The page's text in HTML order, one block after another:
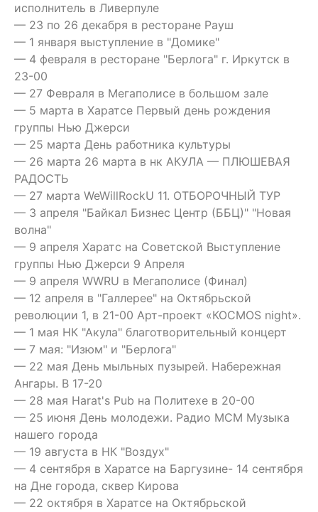
исполнитель в Ливерпуле
— 23 по 26 декабря в ресторане Рауш
— 1 января выступление в "Домике"
— 4 февраля в ресторане "Берлога" г. Иркутск в
23-00
— 27 Февраля в Мегаполисе в большом зале
— 5 марта в Харатсе Первый день рождения
группы Нью Джерси
— 25 марта День работника культуры
— 26 марта 26 марта в нк АКУЛА — ПЛЮШЕВАЯ
РАДОСТЬ
— 27 марта WeWillRockU 11. ОТБОРОЧНЫЙ ТУР
— 3 апреля "Байкал Бизнес Центр (ББЦ)" "Новая
волна"
— 9 апреля Харатс на Советской Выступление
группы Нью Джерси 9 Апреля
— 9 апреля WWRU в Мегаполисе (Финал)
— 12 апреля в "Галлерее" на Октябрьской
революции 1, в 21-00 Арт-проект «КОСМОS night».
— 1 мая НК "Акула" благотворительный концерт
— 7 мая: "Изюм" и "Берлога"
— 22 мая День мыльных пузырей. Набережная
Ангары. В 17-20
— 28 мая Harat's Pub на Политехе в 20-00
— 25 июня День молодежи. Радио МСМ Музыка
нашего города
— 19 августа в НК "Воздух"
— 4 сентября в Харатсе на Баргузине- 14 сентября
на Дне города, сквер Кирова
— 22 октября в Харатсе на Октябрьской